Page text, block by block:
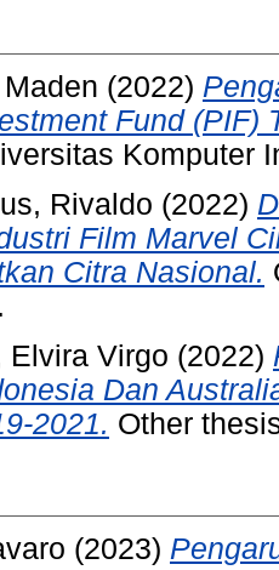
(2022)
Fund (PIF)
Komputer
Rivaldo (2022)
Film Marvel
Citra Nasional.
Elvira Virgo (2022)
Dan
2021. Other
(2023)